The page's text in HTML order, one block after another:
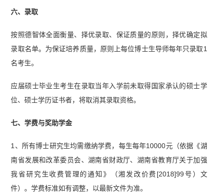
六、录取
按照德智体全面衡量、择优录取、保证质量的原则，择优确定拟
录取名单。为保证培养质量，原则上每位博士生导师每年只录取1
名考生。
应届硕士毕业生考生在录取当年入学前未取得国家承认的硕士学
位、硕士学历证书者，将取消其录取资格。
七、学费与奖助学金
1、所有博士研究生均需缴纳学费，每生每年10000元（依据《湖
南省发展和改革委员会、湖南省财政厅、湖南省教育厅关于加强
我省研究生收费管理的通知》（湘发改价费[2018]99号）文
件）。学费标准如有调整，以最新文件为准。